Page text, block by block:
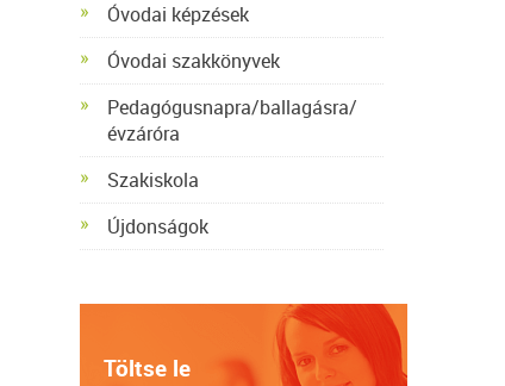
Óvodai képzések
Óvodai szakkönyvek
Pedagógusnapra/ballagásra/
évzáróra
Szakiskola
Újdonságok
Töltse le